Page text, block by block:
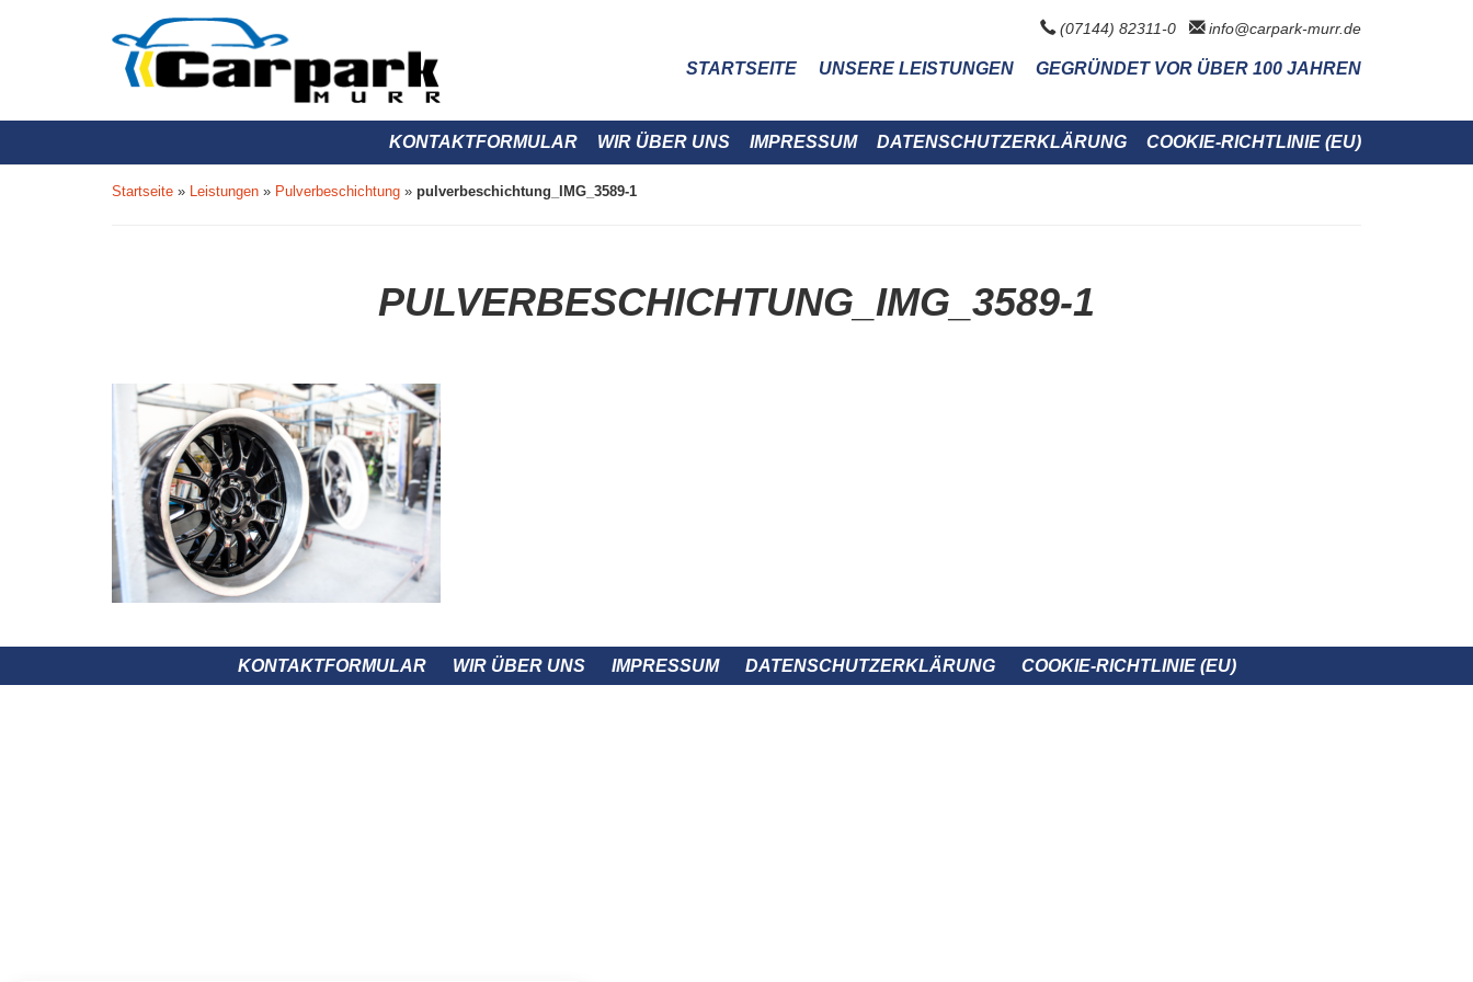
(07144) 82311-0 info@carpark-murr.de
STARTSEITE UNSERE LEISTUNGEN GEGRÜNDET VOR ÜBER 100 JAHREN
KONTAKTFORMULAR WIR ÜBER UNS IMPRESSUM DATENSCHUTZERKLÄRUNG COOKIE-RICHTLINIE (EU)
Startseite » Leistungen » Pulverbeschichtung » pulverbeschichtung_IMG_3589-1
PULVERBESCHICHTUNG_IMG_3589-1
KONTAKTFORMULAR WIR ÜBER UNS IMPRESSUM DATENSCHUTZERKLÄRUNG COOKIE-RICHTLINIE (EU)